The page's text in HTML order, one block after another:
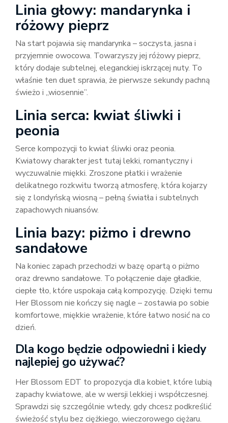
Linia głowy: mandarynka i
różowy pieprz
Na start pojawia się mandarynka – soczysta, jasna i
przyjemnie owocowa. Towarzyszy jej różowy pieprz,
który dodaje subtelnej, eleganckiej iskrzącej nuty. To
właśnie ten duet sprawia, że pierwsze sekundy pachną
świeżo i „wiosennie”.
Linia serca: kwiat śliwki i
peonia
Serce kompozycji to kwiat śliwki oraz peonia.
Kwiatowy charakter jest tutaj lekki, romantyczny i
wyczuwalnie miękki. Zroszone płatki i wrażenie
delikatnego rozkwitu tworzą atmosferę, która kojarzy
się z londyńską wiosną – pełną światła i subtelnych
zapachowych niuansów.
Linia bazy: piżmo i drewno
sandałowe
Na koniec zapach przechodzi w bazę opartą o piżmo
oraz drewno sandałowe. To połączenie daje gładkie,
ciepłe tło, które uspokaja całą kompozycję. Dzięki temu
Her Blossom nie kończy się nagle – zostawia po sobie
komfortowe, miękkie wrażenie, które łatwo nosić na co
dzień.
Dla kogo będzie odpowiedni i kiedy
najlepiej go używać?
Her Blossom EDT to propozycja dla kobiet, które lubią
zapachy kwiatowe, ale w wersji lekkiej i współczesnej.
Sprawdzi się szczególnie wtedy, gdy chcesz podkreślić
świeżość stylu bez ciężkiego, wieczorowego ciężaru.